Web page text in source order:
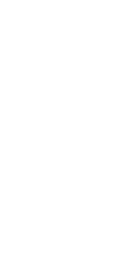
ン）：FA契約締結・事業/資本
トナー（VCA新チーム立ち上げ